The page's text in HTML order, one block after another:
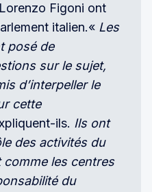
Figoni ont
italien.« Les
posé de
sur le sujet,
d’interpeller le
cette
ils. Ils ont
des activités du
les centres
du